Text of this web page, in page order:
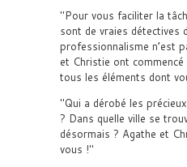
Pour vous faciliter la
sont de vraies détectives
professionnalisme n’est
et Christie ont commencé
tous les éléments dont
Qui a dérobé les
? Dans quelle ville se
désormais ? Agathe et
vous !